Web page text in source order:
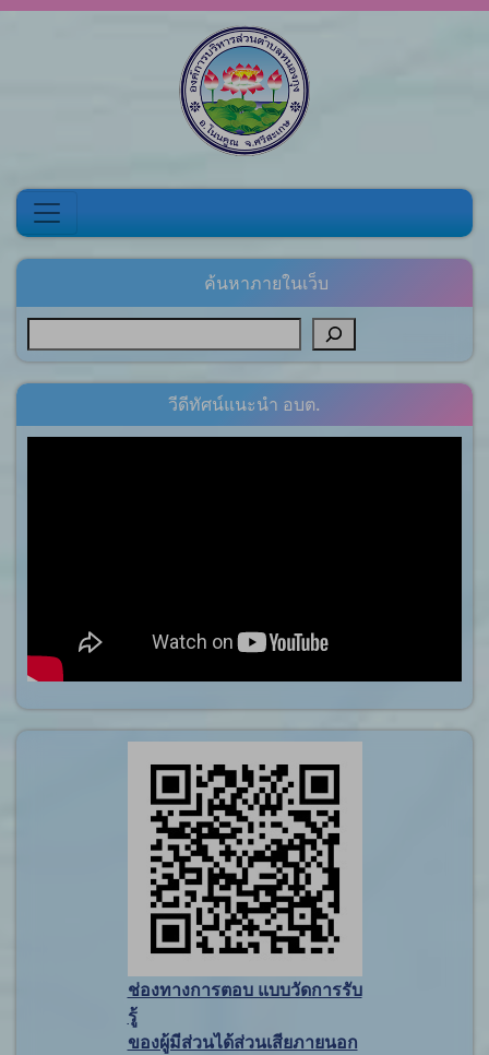
ค้นหาภายในเว็บ
วีดีทัศน์แนะนำ อบต.
ช่องทางการตอบ แบบวัดการรับ
รู้
ของผู้มีส่วนได้ส่วนเสียภายนอก